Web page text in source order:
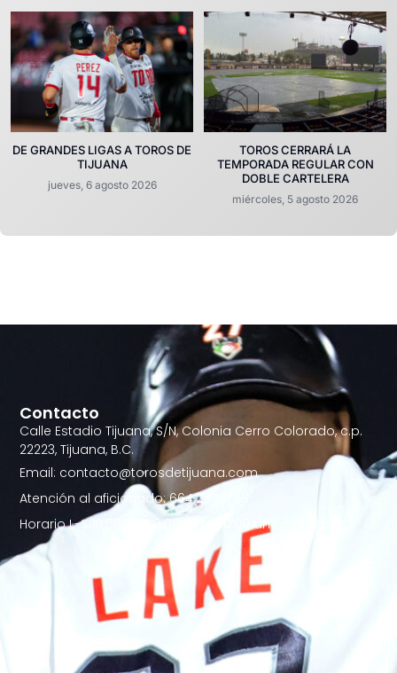
DE GRANDES LIGAS A TOROS DE
TIJUANA
jueves, 6 agosto 2026
TOROS CERRARÁ LA
TEMPORADA REGULAR CON
DOBLE CARTELERA
miércoles, 5 agosto 2026
Contacto
Calle Estadio Tijuana, S/N, Colonia Cerro Colorado, c.p.
22223, Tijuana, B.C.
Email: contacto@torosdetijuana.com
Atención al aficionado: 664.257.21.88
Horario L-S 10:00AM - 6:00PM | D 10:00 am a 2:00 pm